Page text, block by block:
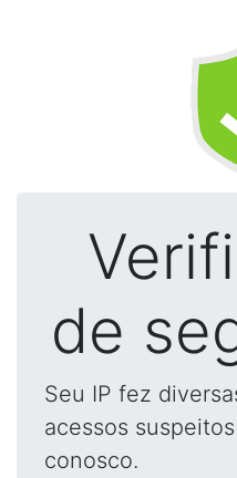
de
Seu IP fez
acessos
conosco.